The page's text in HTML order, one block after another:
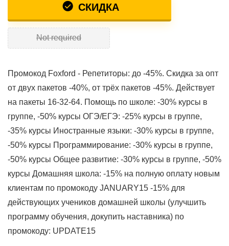
СКИДКА
Not required
Промокод Foxford - Репетиторы: до -45%. Скидка за опт
от двух пакетов -40%, от трёх пакетов -45%. Действует
на пакеты 16-32-64. Помощь по школе: -30% курсы в
группе, -50% курсы ОГЭ/ЕГЭ: -25% курсы в группе,
-35% курсы Иностранные языки: -30% курсы в группе,
-50% курсы Программирование: -30% курсы в группе,
-50% курсы Общее развитие: -30% курсы в группе, -50%
курсы Домашняя школа: -15% на полную оплату новым
клиентам по промокоду JANUARY15 -15% для
действующих учеников домашней школы (улучшить
программу обучения, докупить наставника) по
промокоду: UPDATE15